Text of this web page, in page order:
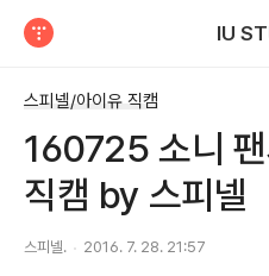
IU
스피넬/아이유 직캠
160725 소니
직캠 by 스피넬
스피넬. 2016. 7. 28. 21:57